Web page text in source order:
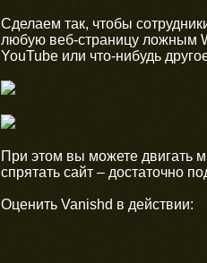
Сделаем так, чтобы
любую веб-страницу ложным
YouTube или что-нибудь
При этом вы можете двигать
спрятать сайт – достаточно
Оценить Vanishd в действии: